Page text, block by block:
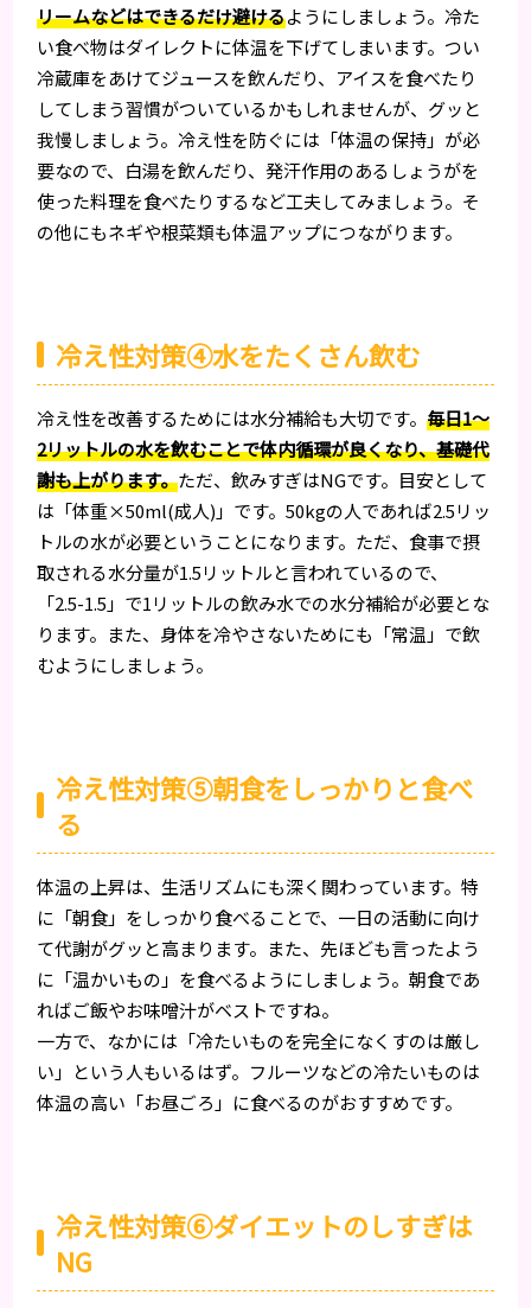
リームなどはできるだけ避けるようにしましょう。冷た
い食べ物はダイレクトに体温を下げてしまいます。つい
冷蔵庫をあけてジュースを飲んだり、アイスを食べたり
してしまう習慣がついているかもしれませんが、グッと
我慢しましょう。冷え性を防ぐには「体温の保持」が必
要なので、白湯を飲んだり、発汗作用のあるしょうがを
使った料理を食べたりするなど工夫してみましょう。そ
の他にもネギや根菜類も体温アップにつながります。
冷え性対策④水をたくさん飲む
冷え性を改善するためには水分補給も大切です。毎日1～
2リットルの水を飲むことで体内循環が良くなり、基礎代
謝も上がります。ただ、飲みすぎはNGです。目安として
は「体重×50ml(成人)」です。50kgの人であれば2.5リッ
トルの水が必要ということになります。ただ、食事で摂
取される水分量が1.5リットルと言われているので、
「2.5-1.5」で1リットルの飲み水での水分補給が必要とな
ります。また、身体を冷やさないためにも「常温」で飲
むようにしましょう。
冷え性対策⑤朝食をしっかりと食べ
る
体温の上昇は、生活リズムにも深く関わっています。特
に「朝食」をしっかり食べることで、一日の活動に向け
て代謝がグッと高まります。また、先ほども言ったよう
に「温かいもの」を食べるようにしましょう。朝食であ
ればご飯やお味噌汁がベストですね。
一方で、なかには「冷たいものを完全になくすのは厳し
い」という人もいるはず。フルーツなどの冷たいものは
体温の高い「お昼ごろ」に食べるのがおすすめです。
冷え性対策⑥ダイエットのしすぎは
NG